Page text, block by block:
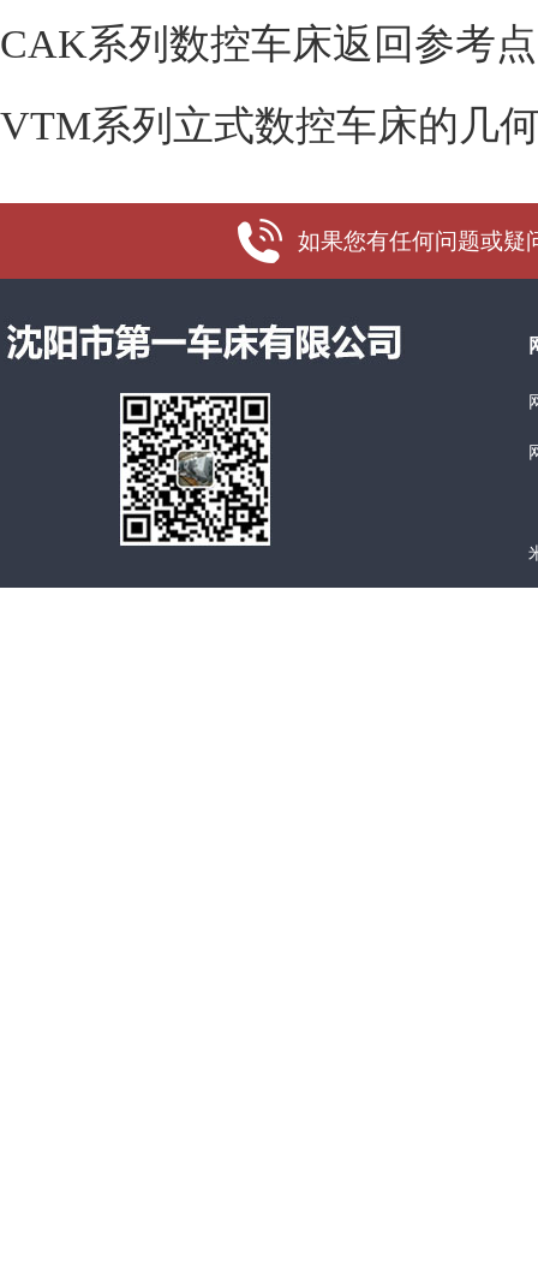
CAK系列数控车床返回参考
VTM系列立式数控车床的几
如果您有任何问题或疑